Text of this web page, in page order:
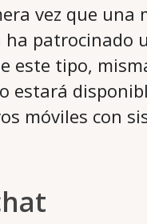
vez que una
ha patrocinado
este tipo,
estará
móviles con